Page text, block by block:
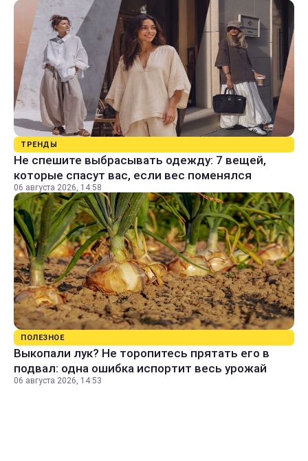
ТРЕНДЫ
Не спешите выбрасывать одежду: 7 вещей,
которые спасут вас, если вес поменялся
06 августа 2026, 14:58
ПОЛЕЗНОЕ
Выкопали лук? Не торопитесь прятать его в
подвал: одна ошибка испортит весь урожай
06 августа 2026, 14:53